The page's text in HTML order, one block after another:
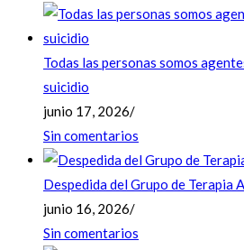
Todas las personas somos
suicidio
junio 17, 2026/
Sin comentarios
Despedida del Grupo de Terapia
junio 16, 2026/
Sin comentarios